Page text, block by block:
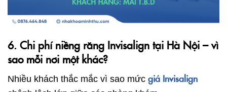
6. Chi phí niềng răng Invisalign tại Hà Nội – vì
sao mỗi nơi một khác?
Nhiều khách thắc mắc vì sao mức giá Invisalign